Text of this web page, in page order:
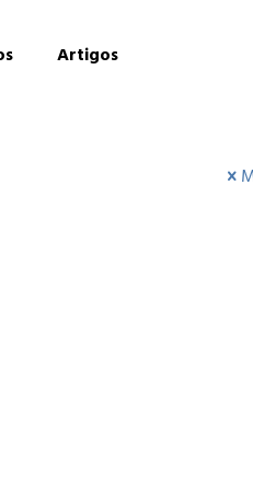
Artigos